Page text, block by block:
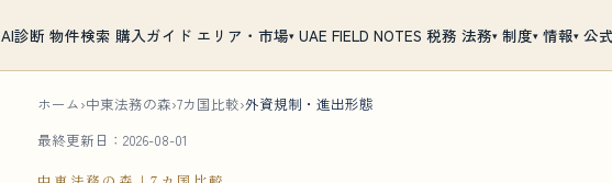
AI診断 物件検索 購入ガイド エリア・市場▾ UAE FIELD NOTES 税務 法務▾ 制度▾ 情報▾ 公
ホーム›中東法務の森›7カ国比較›外資規制・進出形態
最終更新日：2026-08-01